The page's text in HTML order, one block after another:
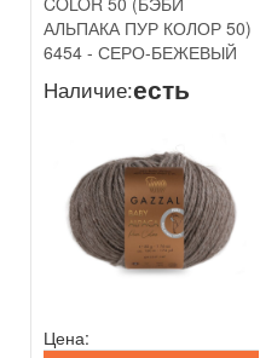
АЛЬПАКА ПУР КОЛОР 50)
6454 - СЕРО-БЕЖЕВЫЙ
Наличие:есть
Цена: